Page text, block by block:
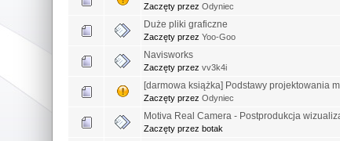
Zaczęty przezOdyniec
Duże pliki graficzne
Zaczęty przezYoo-Goo
Navisworks
Zaczęty przezvv3k4i
[darmowa książka] Podstawy projektowania
Zaczęty przezOdyniec
Motiva Real Camera - Postprodukcja
Zaczęty przez botak